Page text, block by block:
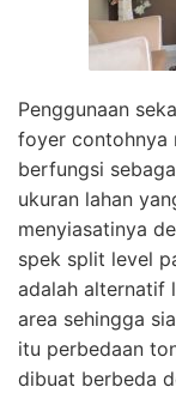
Penggunaan
foyer contohnya
berfungsi
ukuran lahan
menyiasatinya
spek split level
adalah alternatif
area sehingga
itu perbedaan
dibuat berbeda